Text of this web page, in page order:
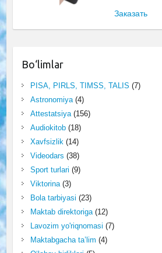
Заказать
Bo‘limlar
PISA, PIRLS, TIMSS, TALIS (7)
Astronomiya(4)
Attestatsiya(156)
Audiokitob(18)
Xavfsizlik(14)
Videodars (38)
Sport turlari (9)
Viktorina(3)
Bola tarbiyasi (23)
Maktab direktoriga(12)
Lavozim yo'riqnomasi (7)
Maktabgacha ta’lim (4)